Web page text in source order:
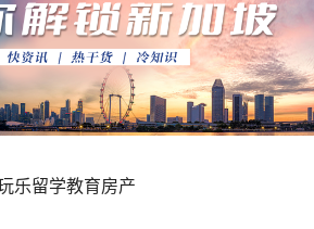
乐留学教育房产